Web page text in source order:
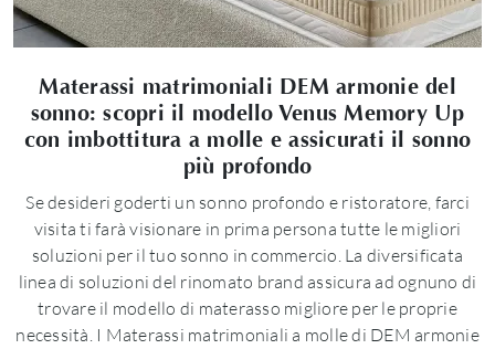
Materassi matrimoniali DEM armonie del
sonno: scopri il modello Venus Memory Up
con imbottitura a molle e assicurati il sonno
più profondo
Se desideri goderti un sonno profondo e ristoratore, farci
visita ti farà visionare in prima persona tutte le migliori
soluzioni per il tuo sonno in commercio. La diversificata
linea di soluzioni del rinomato brand assicura ad ognuno di
trovare il modello di materasso migliore per le proprie
necessità. I Materassi matrimoniali a molle di DEM armonie